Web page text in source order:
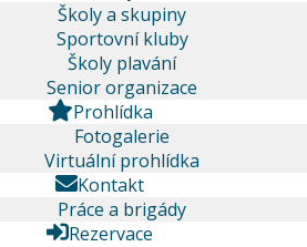
Školy a skupiny
Sportovní kluby
Školy plavání
Senior organizace
Prohlídka
Fotogalerie
Virtuální prohlídka
Kontakt
Práce a brigády
Rezervace